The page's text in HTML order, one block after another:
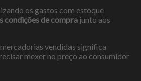
os gastos com estoque
condições de compra junto aos
vendidas significa
mexer no preço ao consumidor